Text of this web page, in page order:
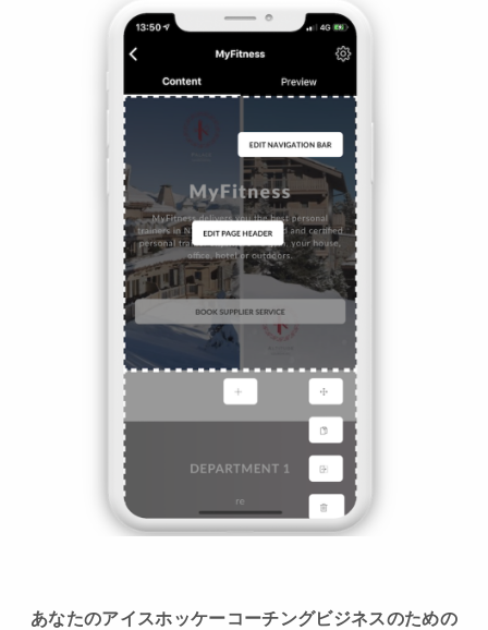
あなたのアイスホッケーコーチングビジネスのための